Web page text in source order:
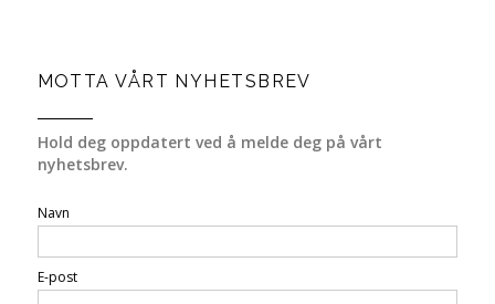
MOTTA VÅRT NYHETSBREV
Hold deg oppdatert ved å melde deg på vårt
nyhetsbrev.
Navn
E-post